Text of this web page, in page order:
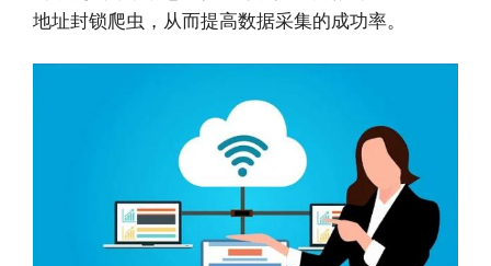
地址封锁爬虫，从而提高数据采集的成功率。